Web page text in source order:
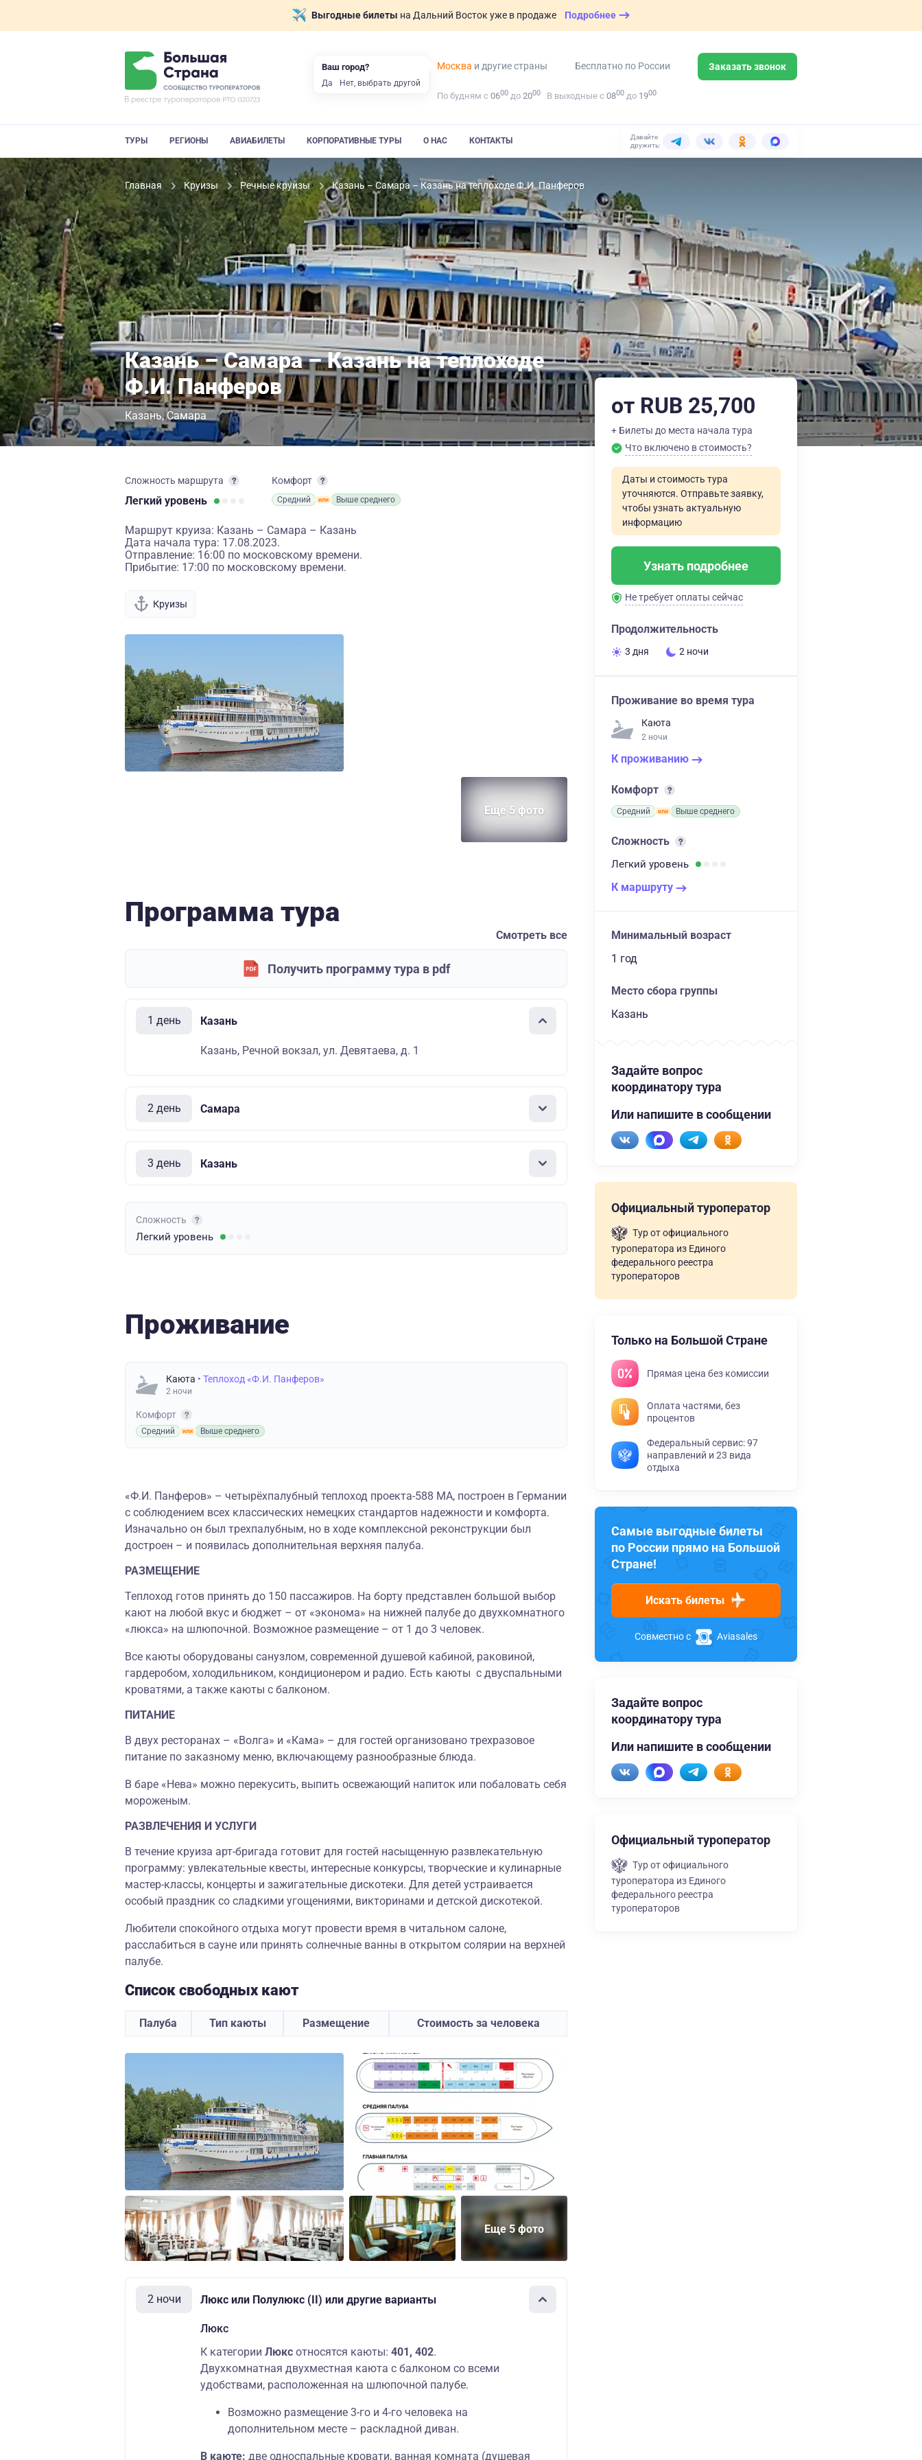
Выгодные билеты на Дальний Восток уже в продаже Подробнее
Москва и другие страны Бесплатно по России Заказать звонок
По будням с 0600 до 2000 В выходные с 0800 до 1900
ТУРЫ РЕГИОНЫ АВИАБИЛЕТЫ КОРПОРАТИВНЫЕ ТУРЫ О НАС КОНТАКТЫ
Давайте
дружить:
Главная Круизы Речные круизы Казань – Самара – Казань на теплоходе Ф.И. Панферов
Казань – Самара – Казань на теплоходе
Ф.И. Панферов
Казань Самара
Сложность маршрута
Легкий уровень
Комфорт
Средний Выше среднего
Маршрут круиза: Казань – Самара – Казань
Дата начала тура: 17.08.2023.
Отправление: 16:00 по московскому времени.
Прибытие: 17:00 по московскому времени.
Круизы
Еще 5 фото
Программа тура
Смотреть все
Получить программу тура в pdf
1 день Казань
Казань, Речной вокзал, ул. Девятаева, д. 1
2 день Самара
3 день Казань
Сложность
Легкий уровень
Проживание
Каюта • Теплоход «Ф.И. Панферов»
2 ночи
Комфорт
Средний Выше среднего
«Ф.И. Панферов» – четырёхпалубный теплоход проекта-588 МА, построен в Германии
с соблюдением всех классических немецких стандартов надежности и комфорта.
Изначально он был трехпалубным, но в ходе комплексной реконструкции был
достроен – и появилась дополнительная верхняя палуба.
РАЗМЕЩЕНИЕ
Теплоход готов принять до 150 пассажиров. На борту представлен большой выбор
кают на любой вкус и бюджет – от «эконома» на нижней палубе до двухкомнатного
«люкса» на шлюпочной. Возможное размещение – от 1 до 3 человек.
Все каюты оборудованы санузлом, современной душевой кабиной, раковиной,
гардеробом, холодильником, кондиционером и радио. Есть каюты с двуспальными
кроватями, а также каюты с балконом.
ПИТАНИЕ
В двух ресторанах – «Волга» и «Кама» – для гостей организовано трехразовое
питание по заказному меню, включающему разнообразные блюда.
В баре «Нева» можно перекусить, выпить освежающий напиток или побаловать себя
мороженым.
РАЗВЛЕЧЕНИЯ И УСЛУГИ
В течение круиза арт-бригада готовит для гостей насыщенную развлекательную
программу: увлекательные квесты, интересные конкурсы, творческие и кулинарные
мастер-классы, концерты и зажигательные дискотеки. Для детей устраивается
особый праздник со сладкими угощениями, викторинами и детской дискотекой.
Любители спокойного отдыха могут провести время в читальном салоне,
расслабиться в сауне или принять солнечные ванны в открытом солярии на верхней
палубе.
Список свободных кают
Палуба Тип каюты Размещение Стоимость за человека
Еще 5 фото
2 ночи Люкс или Полулюкс (II) или другие варианты
Люкс
К категории Люкс относятся каюты: 401, 402.
Двухкомнатная двухместная каюта с балконом со всеми
удобствами, расположенная на шлюпочной палубе.
Возможно размещение 3-го и 4-го человека на
дополнительном месте – раскладной диван.
В каюте: две односпальные кровати, ванная комната (душевая
от RUB 25,700
+ Билеты до места начала тура
Что включено в стоимость?
Даты и стоимость тура
уточняются. Отправьте заявку,
чтобы узнать актуальную
информацию
Узнать подробнее
Не требует оплаты сейчас
Продолжительность
3 дня 2 ночи
Проживание во время тура
Каюта
2 ночи
К проживанию
Комфорт
Средний Выше среднего
Сложность
Легкий уровень
К маршруту
Минимальный возраст
1 год
Место сбора группы
Казань
Задайте вопрос
координатору тура
Или напишите в сообщении
Официальный туроператор
Тур от официального
туроператора из Единого
федерального реестра
туроператоров
Только на Большой Стране
Прямая цена без комиссии
Оплата частями, без
процентов
Федеральный сервис: 97
направлений и 23 вида
отдыха
Самые выгодные билеты
по России прямо на Большой
Стране!
Искать билеты
Совместно с Aviasales
Задайте вопрос
координатору тура
Или напишите в сообщении
Официальный туроператор
Тур от официального
туроператора из Единого
федерального реестра
туроператоров
Ваш город?
Да Нет, выбрать другой